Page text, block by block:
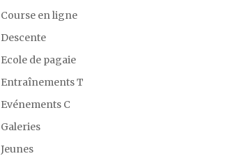
Course en ligne
Descente
Ecole de pagaie
Entraînements T
Evénements C
Galeries
Jeunes